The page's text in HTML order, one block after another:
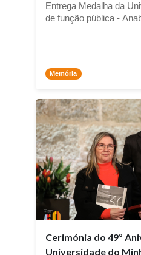
Entrega Medalha da
de função pública -
Memória
Cerimónia do 49º
Universidade do